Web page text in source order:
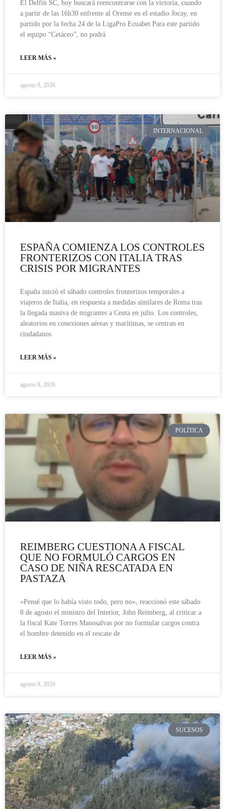
El Delfín SC, hoy buscará reencontrarse con la victoria, cuando
a partir de las 16h30 enfrente al Orense en el estadio Jocay, en
partido por la fecha 24 de la LigaPro Ecuabet Para este partido
el equipo “Cetáceo”, no podrá
LEER MÁS »
agosto 9, 2026
INTERNACIONAL
ESPAÑA COMIENZA LOS CONTROLES
FRONTERIZOS CON ITALIA TRAS
CRISIS POR MIGRANTES
España inició el sábado controles fronterizos temporales a
viajeros de Italia, en respuesta a medidas similares de Roma tras
la llegada masiva de migrantes a Ceuta en julio. Los controles,
aleatorios en conexiones aéreas y marítimas, se centran en
ciudadanos
LEER MÁS »
agosto 9, 2026
POLÍTICA
REIMBERG CUESTIONA A FISCAL
QUE NO FORMULÓ CARGOS EN
CASO DE NIÑA RESCATADA EN
PASTAZA
«Pensé que lo había visto todo, pero no», reaccionó este sábado
8 de agosto el ministro del Interior, John Reimberg, al criticar a
la fiscal Kate Torres Manosalvas por no formular cargos contra
el hombre detenido en el rescate de
LEER MÁS »
agosto 9, 2026
SUCESOS